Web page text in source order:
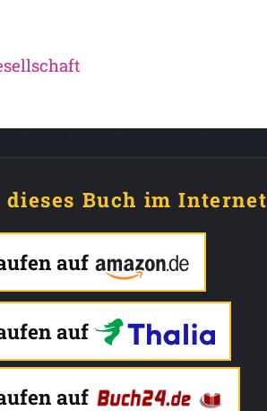
dieses Buch im Internet
auf
auf
auf